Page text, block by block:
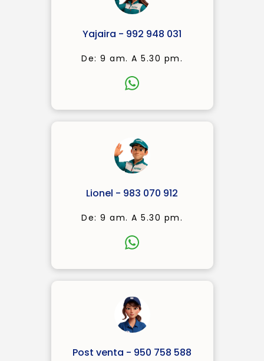
Yajaira - 992 948 031
De: 9 am. A 5.30 pm.
Lionel - 983 070 912
De: 9 am. A 5.30 pm.
Post venta - 950 758 588